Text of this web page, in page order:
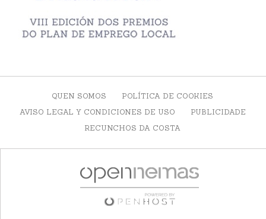
QUEN SOMOS
POLÍTICA DE COOKIES
AVISO LEGAL Y CONDICIONES DE USO
PUBLICIDADE
RECUNCHOS DA COSTA